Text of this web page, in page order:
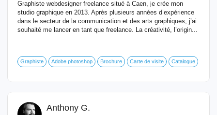
Graphiste webdesigner freelance situé à Caen, je crée mon
studio graphique en 2013. Après plusieurs années d’expérience
dans le secteur de la communication et des arts graphiques, j’ai
souhaité me lancer en tant que freelance. La créativité, l’origin...
Graphiste Adobe photoshop Brochure Carte de visite Catalogue
Anthony G.